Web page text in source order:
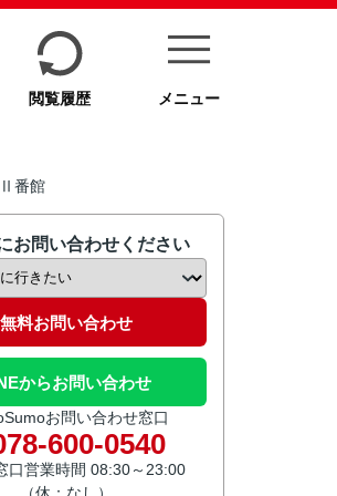
閲覧履歴 メニュー
Ⅱ番館
お問い合わせください
無料お問い合わせ
からお問い合わせ
お問い合わせ窓口
600-0540
口営業時間 08:30～23:00